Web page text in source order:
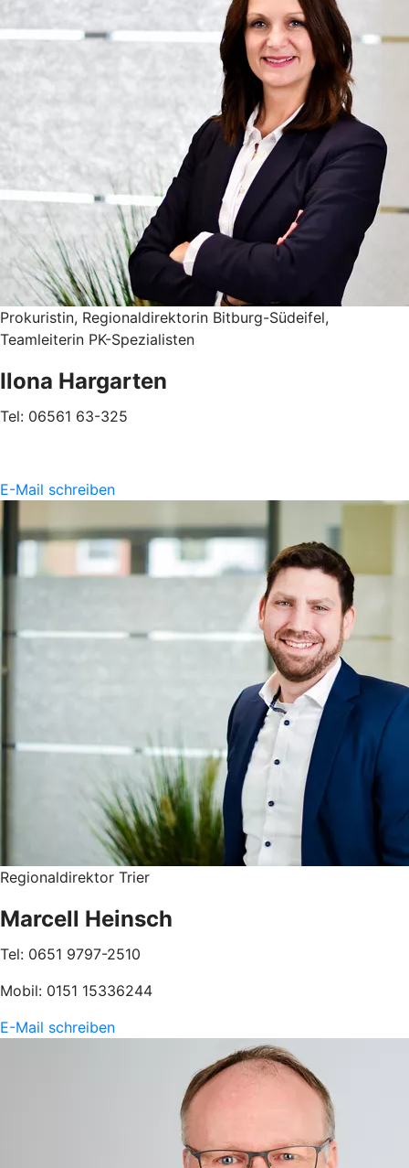
Prokuristin, Regionaldirektorin Bitburg-Südeifel,
Teamleiterin PK-Spezialisten
Ilona Hargarten
Tel: 06561 63-325
E-Mail schreiben
Regionaldirektor Trier
Marcell Heinsch
Tel: 0651 9797-2510
Mobil: 0151 15336244
E-Mail schreiben